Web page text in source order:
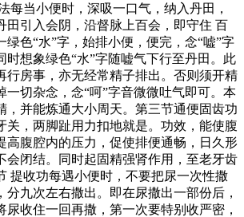
每当小便时，深吸一口气，纳入丹田，
田引入会阴，沿督脉上百会，即守住 百
绿色“水”字，始排小便，便完，念“嘘”字
时想象绿色“水”字随嘘气下行至丹田。此
行房事，亦无经常精子排出。否则须开精
一切杂念，念“呵”字音微微吐气即可。本
，并能炼通大小周天。第三节通便固齿功
关，两脚趾用力扣地就是。功效，能使腹
高腹腔内的压力，促使排便通畅，日久形
会闭结。同时起固精强肾作用，至老牙齿
提收功每遇小便时，不要把尿一次性撒
分九次左右撒出。即在尿撒出一部份后，
尿收住一回再撒，第一次要特别收严密，